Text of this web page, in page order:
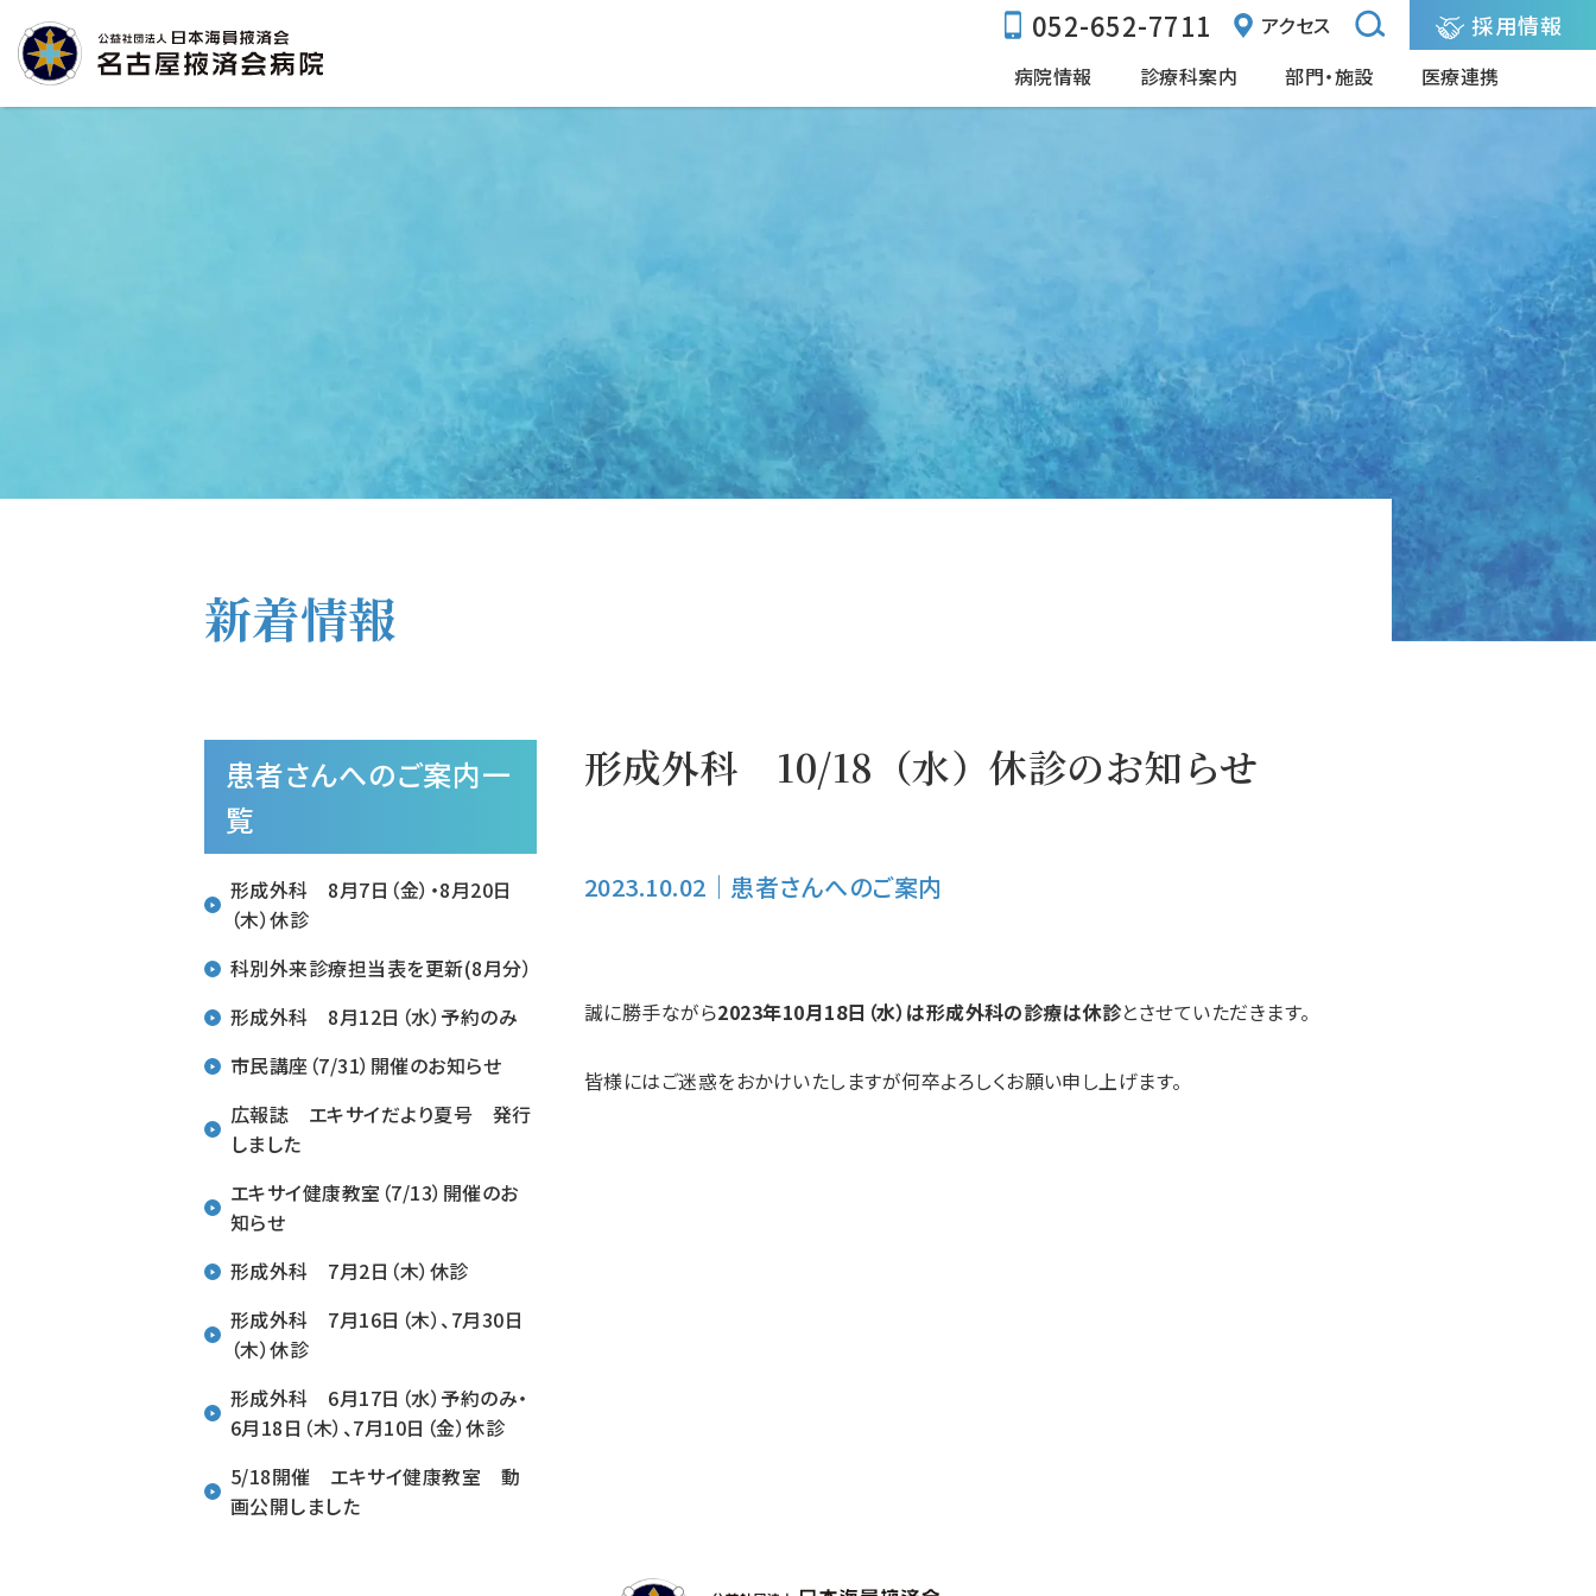
052-652-7711 アクセス 採用情報
病院情報 診療科案内 部門・施設 医療連携
新着情報
形成外科 10/18（水）休診のお知らせ
2023.10.02 ｜ 患者さんへのご案内
誠に勝手ながら2023年10月18日（水）は形成外科の診療は休診とさせていただきます。
皆様にはご迷惑をおかけいたしますが何卒よろしくお願い申し上げます。
患者さんへのご案内一
覧
形成外科 8月7日（金）・8月20日
（木）休診
科別外来診療担当表を更新(8月分）
形成外科 8月12日（水）予約のみ
市民講座（7/31）開催のお知らせ
広報誌 エキサイだより夏号 発行
しました
エキサイ健康教室（7/13）開催のお
知らせ
形成外科 7月2日（木）休診
形成外科 7月16日（木）、7月30日
（木）休診
形成外科 6月17日（水）予約のみ・
6月18日（木）、7月10日（金）休診
5/18開催 エキサイ健康教室 動
画公開しました